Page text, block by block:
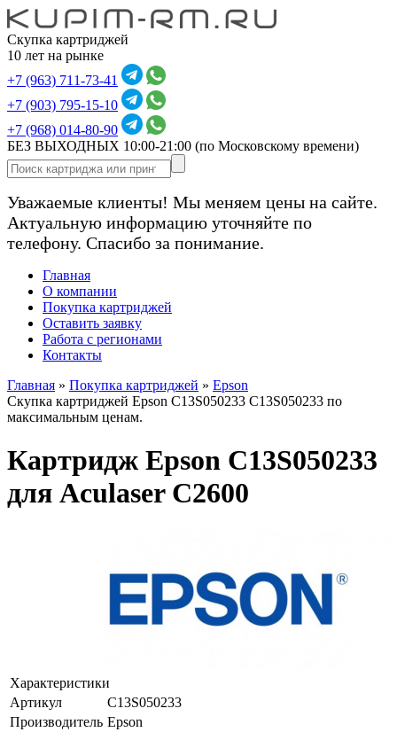
Скупка картриджей
10 лет на рынке
+7 (963) 711-73-41
+7 (903) 795-15-10
+7 (968) 014-80-90
БЕЗ ВЫХОДНЫХ 10:00-21:00 (по Московскому времени)
Уважаемые клиенты! Мы меняем цены на сайте.
Актуальную информацию уточняйте по
телефону. Спасибо за понимание.
Главная
О компании
Покупка картриджей
Оставить заявку
Работа с регионами
Контакты
Главная » Покупка картриджей » Epson
Скупка картриджей Epson C13S050233 C13S050233 по
максимальным ценам.
Картридж Epson C13S050233
для Aculaser C2600
Характеристики
Артикул
C13S050233
Производитель Epson